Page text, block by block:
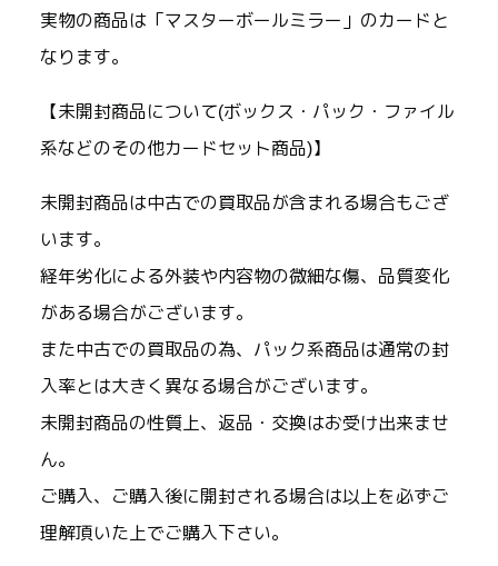
実物の商品は「マスターボールミラー」のカードと
なります。
【未開封商品について(ボックス・パック・ファイル
系などのその他カードセット商品)】
未開封商品は中古での買取品が含まれる場合もござ
います。
経年劣化による外装や内容物の微細な傷、品質変化
がある場合がございます。
また中古での買取品の為、パック系商品は通常の封
入率とは大きく異なる場合がございます。
未開封商品の性質上、返品・交換はお受け出来ませ
ん。
ご購入、ご購入後に開封される場合は以上を必ずご
理解頂いた上でご購入下さい。